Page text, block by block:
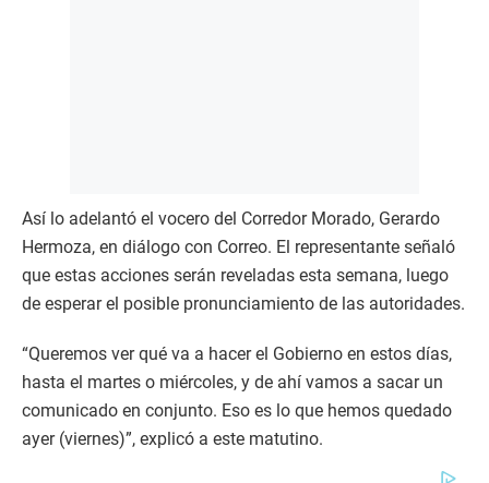
Así lo adelantó el vocero del Corredor Morado, Gerardo
Hermoza, en diálogo con Correo. El representante señaló
que estas acciones serán reveladas esta semana, luego
de esperar el posible pronunciamiento de las autoridades.
“Queremos ver qué va a hacer el Gobierno en estos días,
hasta el martes o miércoles, y de ahí vamos a sacar un
comunicado en conjunto. Eso es lo que hemos quedado
ayer (viernes)”, explicó a este matutino.